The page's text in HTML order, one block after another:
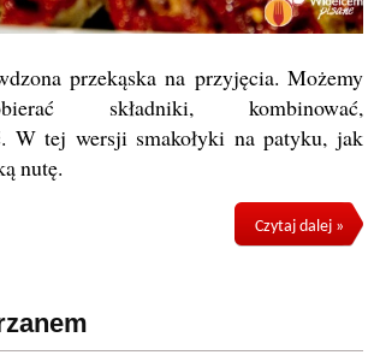
przekąska na przyjęcia. Możemy
składniki, kombinować,
W tej wersji smakołyki na patyku, jak
nutę.
Czytaj dalej »